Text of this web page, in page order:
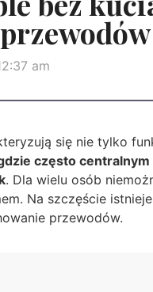
am
się nie tylko
często
. Dla wielu osób
Na szczęście
przewodów.